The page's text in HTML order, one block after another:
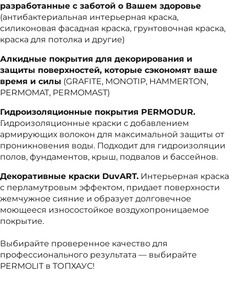
разработанные с заботой о Вашем здоровье
(антибактериальная интерьерная краска,
силиконовая фасадная краска, грунтовочная краска,
краска для потолка и другие)
Алкидные покрытия для декорирования и
защиты поверхностей, которые сэкономят ваше
время и силы (GRAFITE, MONOTIP, HAMMERTON,
PERMOMAT, PERMOMAST)
Гидроизоляционные покрытия PERMODUR.
Гидроизоляционные краски с добавлением
армирующих волокон для максимальной защиты от
проникновения воды. Подходит для гидроизоляции
полов, фундаментов, крыш, подвалов и бассейнов.
Декоративные краски DuvART. Интерьерная краска
с перламутровым эффектом, придает поверхности
жемчужное сияние и образует долговечное
моющееся износостойкое воздухопроницаемое
покрытие.
Выбирайте проверенное качество для
профессионального результата — выбирайте
PERMOLIT в ТОПХАУС!